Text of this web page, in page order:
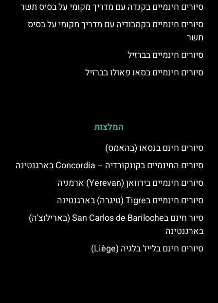
סיורים חינמיים בקנדה עם מדריך מקומי על בסיס תשר
סיורים חינמיים בקמבודיה עם מדריך מקומי על בסיס
תשר
סיורים חינמיים בברזיל
סיורים חינמיים בסאו פאולו בברזיל
המלצות
סיורים חינם בנסאו (בהאמס)
סיורים החינמיים בקונקורדיה – Concordia בארגנטינה
סיורים חינמיים בירוואן (Yerevan) ארמניה
סיורים חינמיים בTigre (טיגרה) בארגנטינה
סיור חינם בSan Carlos de Bariloche (בארילוצ'ה)
בארגנטינה
סיורים חינם בלייז' בלגיה (Liège)